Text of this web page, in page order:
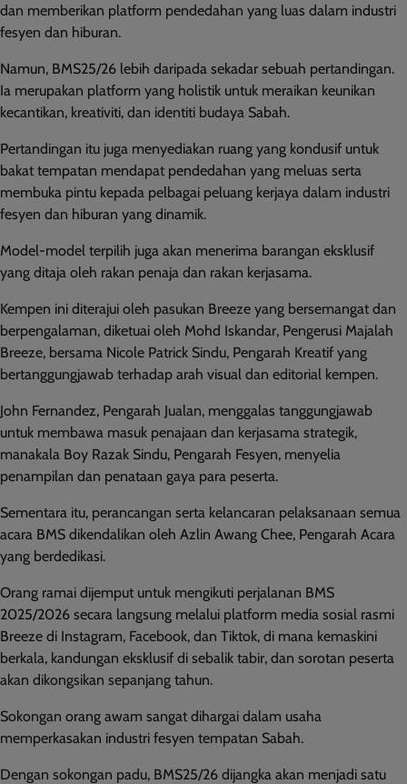
dan memberikan platform pendedahan yang luas dalam industri
fesyen dan hiburan.
Namun, BMS25/26 lebih daripada sekadar sebuah pertandingan.
Ia merupakan platform yang holistik untuk meraikan keunikan
kecantikan, kreativiti, dan identiti budaya Sabah.
Pertandingan itu juga menyediakan ruang yang kondusif untuk
bakat tempatan mendapat pendedahan yang meluas serta
membuka pintu kepada pelbagai peluang kerjaya dalam industri
fesyen dan hiburan yang dinamik.
Model-model terpilih juga akan menerima barangan eksklusif
yang ditaja oleh rakan penaja dan rakan kerjasama.
Kempen ini diterajui oleh pasukan Breeze yang bersemangat dan
berpengalaman, diketuai oleh Mohd Iskandar, Pengerusi Majalah
Breeze, bersama Nicole Patrick Sindu, Pengarah Kreatif yang
bertanggungjawab terhadap arah visual dan editorial kempen.
John Fernandez, Pengarah Jualan, menggalas tanggungjawab
untuk membawa masuk penajaan dan kerjasama strategik,
manakala Boy Razak Sindu, Pengarah Fesyen, menyelia
penampilan dan penataan gaya para peserta.
Sementara itu, perancangan serta kelancaran pelaksanaan semua
acara BMS dikendalikan oleh Azlin Awang Chee, Pengarah Acara
yang berdedikasi.
Orang ramai dijemput untuk mengikuti perjalanan BMS
2025/2026 secara langsung melalui platform media sosial rasmi
Breeze di Instagram, Facebook, dan Tiktok, di mana kemaskini
berkala, kandungan eksklusif di sebalik tabir, dan sorotan peserta
akan dikongsikan sepanjang tahun.
Sokongan orang awam sangat dihargai dalam usaha
memperkasakan industri fesyen tempatan Sabah.
Dengan sokongan padu, BMS25/26 dijangka akan menjadi satu